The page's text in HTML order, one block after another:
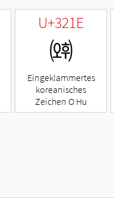
U+321E
㈞
Eingeklammertes
koreanisches
Zeichen O Hu